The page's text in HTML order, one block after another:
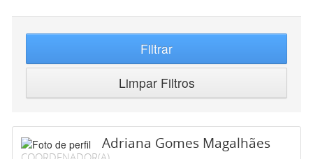
Filtrar
Limpar Filtros
Adriana Gomes Magalhães